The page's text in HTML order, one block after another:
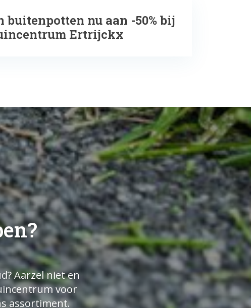
buitenpotten nu aan -50% bij
Ertrijckx
Aarzel niet en
voor
assortiment.